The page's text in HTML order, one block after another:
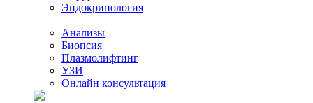
Эндокринология
Анализы
Биопсия
Плазмолифтинг
УЗИ
Онлайн консультация